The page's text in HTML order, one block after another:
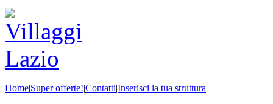
Home|Super offerte!|Contatti|Inserisci la tua struttura